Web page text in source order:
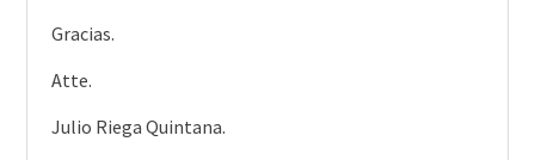
Gracias.
Atte.
Julio Riega Quintana.